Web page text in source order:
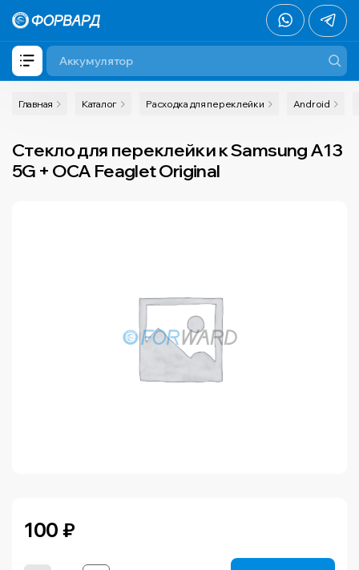
Главная Каталог Расходка для переклейки Android
Стекло для переклейки к Samsung A13
5G + OCA Feaglet Original
100 ₽